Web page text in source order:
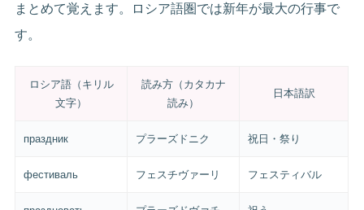
まとめて覚えます。ロシア語圏では新年が最大の行事で
す。
ロシア語（キリル
文字）
読み方（カタカナ
読み）
日本語訳
праздник プラーズドニク 祝日・祭り
фестиваль フェスチヴァーリ フェスティバル